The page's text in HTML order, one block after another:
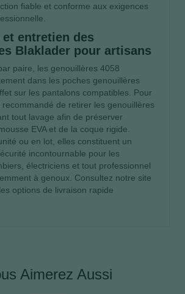
fiable et conforme aux exigences
entretien des
Blaklader pour artisans
paire, les genouillères 4058
dans les poches genouillères
sur les pantalons compatibles. Pour
de retirer les genouillères
tout lavage afin de préserver
EVA et de la coque rigide.
ou en lot, elles constituent un
incontournable pour les
électriciens et tout professionnel
à genoux. Consultez notre site
options de livraison rapide
Aimerez Aussi